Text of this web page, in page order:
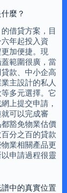
麼？
借貸方案，目
年起投入資
加便捷。現
範圍很廣，當
款、中小企高
主設計的私人
多元選擇。它
上提交申請，
可以完成審
豁免物業估價
分之百的貸款
業相關產品更
申請過程很靈
中的真實位置